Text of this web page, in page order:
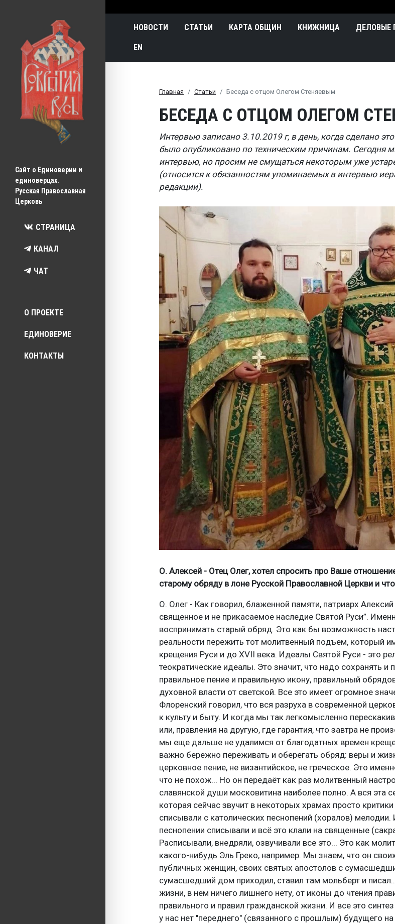
Сайт о Единоверии и
единоверцах.
Русская Православная
Церковь
СТРАНИЦА
КАНАЛ
ЧАТ
Top menu
О ПРОЕКТЕ
ЕДИНОВЕРИЕ
КОНТАКТЫ
Main navigation
НОВОСТИ СТАТЬИ КАРТА ОБЩИН КНИЖНИЦА ДЕЛОВЫЕ
EN
Главная Статьи Беседа с отцом Олегом Стеняевым
БЕСЕДА С ОТЦОМ ОЛЕГОМ
Интервью записано 3.10.2019 г, в день, когда сделано
было опубликовано по техническим причинам. Сегодня
интервью, но просим не смущаться некоторым уже
(относится к обязанностям упоминаемых в интервью
редакции).
О. Алексей - Отец Олег, хотел спросить про Ваше
старому обряду в лоне Русской Православной Церкви и
О. Олег - Как говорил, блаженной памяти, патриарх
священное и не прикасаемое наследие Святой Руси”.
воспринимать старый обряд. Это как бы возможность
реальности пережить тот молитвенный подъем, который
крещения Руси и до XVII века. Идеалы Святой Руси - это
теократические идеалы. Это значит, что надо сохранять и
правильное пение и правильную икону, правильный
духовной власти от светской. Все это имеет огромное
Флоренский говорил, что вся разруха в современной
к культу и быту. И когда мы так легкомысленно
или, правления на другую, где гарантия, что завтра не
мы еще дальше не удалимся от благодатных времен
важно бережно переживать и оберегать обряд: веры и
церковное пение, не византийское, не греческое. Это
что не похож... Но он передаёт как раз молитвенный
славянской души московитина наиболее полно. А вся эта
которая сейчас звучит в некоторых храмах просто
списывали с католических песнопений (хоралов)
песнопении списывали и всё это клали на священные
Расписывали, внедряли, озвучивали все это... Это как
какого-нибудь Эль Греко, например. Мы знаем, что он
публичных женщин, своих святых апостолов с
сумасшедший дом приходил, ставил там мольберт и
жизни, в нем ничего лишнего нету, от иконы до чтения
правильного и правил гражданской жизни. И все это
у нас нет "переднего" (связанного с прошлым) будущего